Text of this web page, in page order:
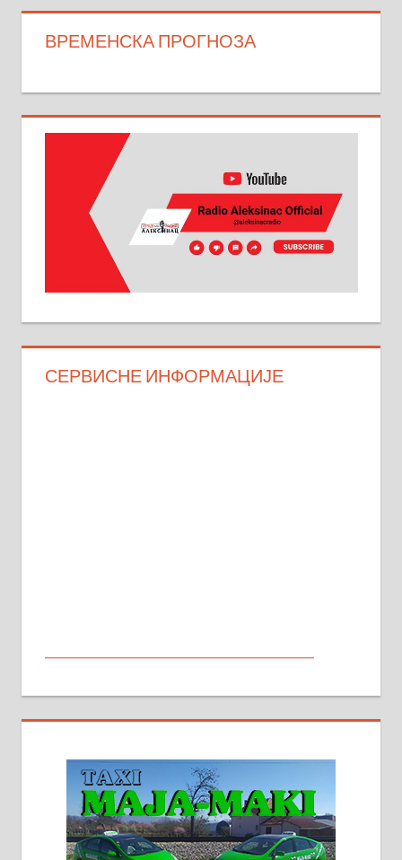
ВРЕМЕНСКА ПРОГНОЗА
СЕРВИСНЕ ИНФОРМАЦИЈЕ
стамбене целине једна уз другу.
2х150м2, две гараже, централно
грејање на гас и дрва. Две
адресе. 063/71-74-023